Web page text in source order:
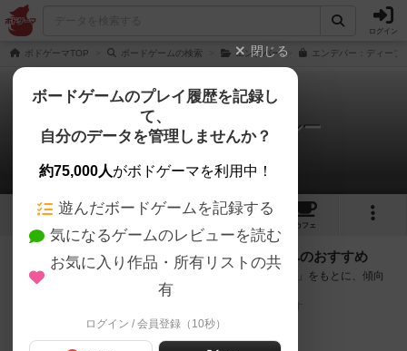
ログイン
ボドゲーマTOP ボードゲームの検索 エンデバー エンデバー：ディープ
エンデバー：ディープ・シー
次のおすすめボードゲーム
3 11
カフェ
『エンデバー：ディープ・シー』が好きな方へのおすすめ
このゲームのトップページで投票された「プレイ感の評価」をもとに、傾向
が近いボードゲームをランキング形式で紹介します。
閉じる
ボードゲームのプレイ履歴を記録し
て、
自分のデータを管理しませんか？
約75,000人がボドゲーマを利用中！
遊んだボードゲームを記録する
気になるゲームのレビューを読む
お気に入り作品・所有リストの共
有
ログイン / 会員登録（10秒）